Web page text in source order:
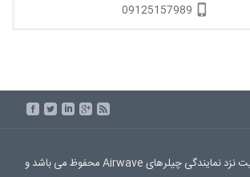
09125157989
تمامی حقوق این سایت نزد نمایندگی چیلرهای Airwave محفوظ می باشد و